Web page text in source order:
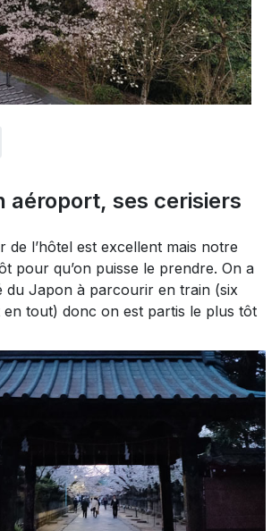
aéroport, ses cerisiers
de l’hôtel est excellent mais notre
pour qu’on puisse le prendre. On a
du Japon à parcourir en train (six
en tout) donc on est partis le plus tôt